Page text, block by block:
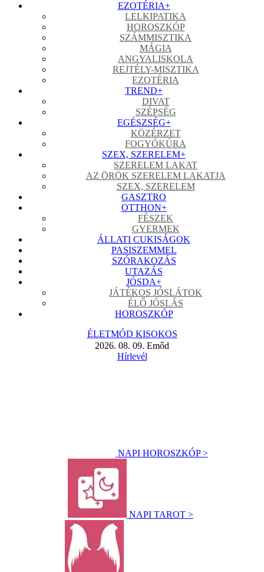
EZOTÉRIA+
LELKIPATIKA
HOROSZKÓP
SZÁMMISZTIKA
MÁGIA
ANGYALISKOLA
REJTÉLY-MISZTIKA
EZOTÉRIA
TREND+
DIVAT
SZÉPSÉG
EGÉSZSÉG+
KÖZÉRZET
FOGYÓKÚRA
SZEX, SZERELEM+
SZERELEM LAKAT
AZ ÖRÖK SZERELEM LAKATJA
SZEX, SZERELEM
GASZTRO
OTTHON+
FÉSZEK
GYERMEK
ÁLLATI CUKISÁGOK
PASISZEMMEL
SZÓRAKOZÁS
UTAZÁS
JÓSDA+
JÁTÉKOS JÓSLÁTOK
ÉLŐ JÓSLÁS
HOROSZKÓP
ÉLETMÓD KISOKOS
2026. 08. 09. Emőd
Hírlevél
NAPI HOROSZKÓP >
NAPI TAROT >